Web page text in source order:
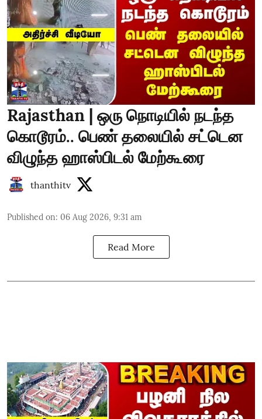
Rajasthan | ஒரு நொடியில் நடந்த
கொடூரம்.. பெண் தலையில் சட்டென
விழுந்த ஹாஸ்பிடல் மேற்கூரை
thanthitv
Published on: 06 Aug 2026, 9:31 am
Read More